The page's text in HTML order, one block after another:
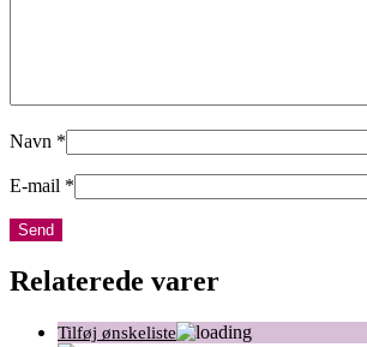
Navn *
E-mail *
Relaterede varer